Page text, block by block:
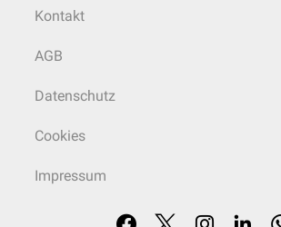
Kontakt
AGB
Datenschutz
Cookies
Impressum